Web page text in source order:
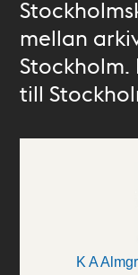
mellan
till
K A